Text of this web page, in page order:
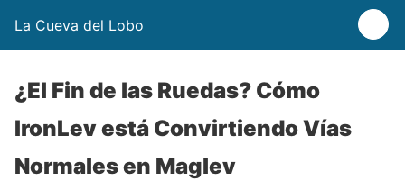
La Cueva del Lobo
¿El Fin de las Ruedas? Cómo
IronLev está Convirtiendo Vías
Normales en Maglev